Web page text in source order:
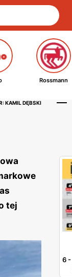
Rossmann
KAMIL DĘBSKI
tej
6-